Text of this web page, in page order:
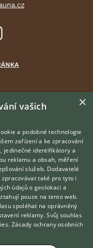
inzerátů
údajů
zvířecího kamaráda?
vám poradí
ONLINE
KONZULTOVAT S
VETERINÁŘEM
×
vašich
a podobné technologie
zařízení a ke zpracování
jedinečné identifikátory a
reklamu a obsah, měření
služeb. Dodavatelé
také pro tyto i
údajů o geolokaci a
pouze na tento web.
spoléhat na oprávněný
reklamy. Svůj souhlas
. Zásady ochrany osobních